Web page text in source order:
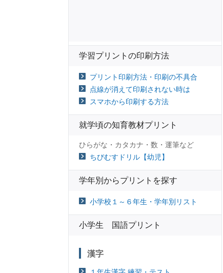
学習プリントの印刷方法
プリント印刷方法・印刷の不具合
点線が消えて印刷されない時は
スマホから印刷する方法
就学頃の知育教材プリント
ひらがな・カタカナ・数・運筆など
ちびむすドリル【幼児】
学年別からプリントを探す
小学校１～６年生・学年別リスト
小学生 国語プリント
漢字